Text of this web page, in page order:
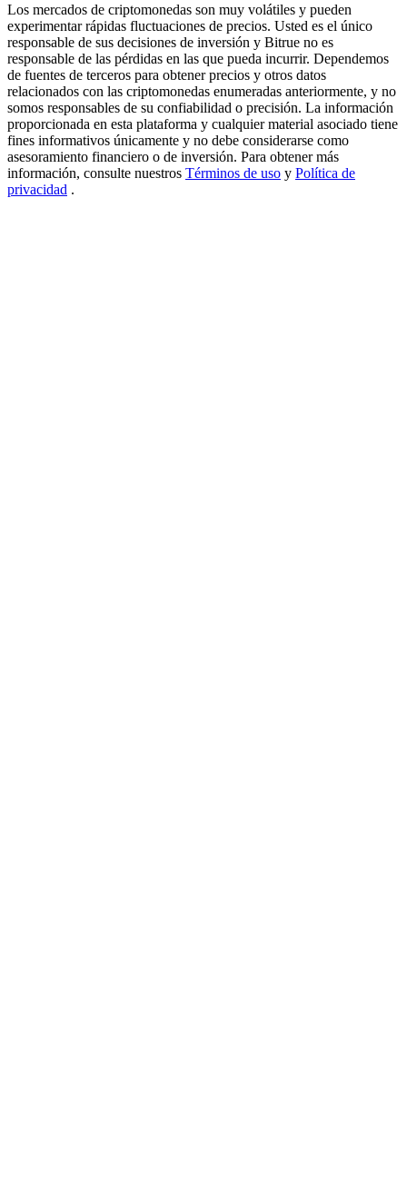
Precious Metals Trading Carnival
Trade Gold & Silver · 33,333 USDT Bonus
USDT New User Exclusive 10% APR
USDT Flexible Staking | Daily Rewards
Los mercados de criptomonedas son muy volátiles y pueden
experimentar rápidas fluctuaciones de precios. Usted es el único
responsable de sus decisiones de inversión y Bitrue no es
responsable de las pérdidas en las que pueda incurrir. Dependemos
de fuentes de terceros para obtener precios y otros datos
relacionados con las criptomonedas enumeradas anteriormente, y no
somos responsables de su confiabilidad o precisión. La información
proporcionada en esta plataforma y cualquier material asociado tiene
fines informativos únicamente y no debe considerarse como
asesoramiento financiero o de inversión. Para obtener más
información, consulte nuestros Términos de uso y Política de
privacidad .